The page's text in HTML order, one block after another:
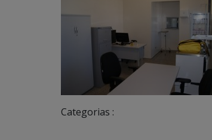
Categorias :